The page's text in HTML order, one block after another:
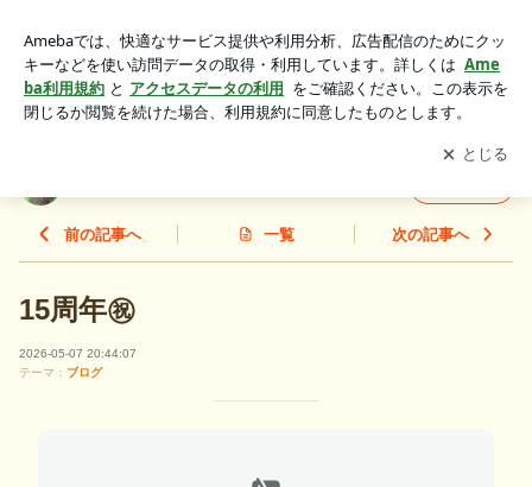
アプリをダウンロードして ブログの更新通知
を受け取りまし
ょう。
開く
前の記事へ 一覧 次の記事へ
15周年㊗️
2026-05-07 20:44:07
テーマ： ブログ